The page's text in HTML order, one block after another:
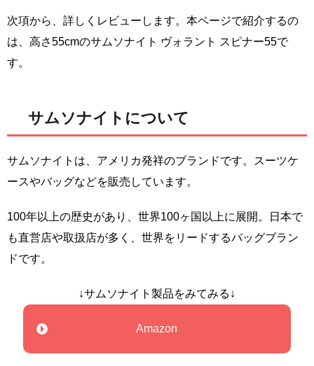
次項から、詳しくレビューします。本ページで紹介するの
は、高さ55cmのサムソナイト ヴォラント スピナー55で
す。
サムソナイトについて
サムソナイトは、アメリカ発祥のブランドです。スーツケ
ースやバッグなどを販売しています。
100年以上の歴史があり、世界100ヶ国以上に展開。日本で
も直営店や取扱店が多く、世界をリードするバッグブラン
ドです。
↓サムソナイト製品をみてみる↓
Amazon